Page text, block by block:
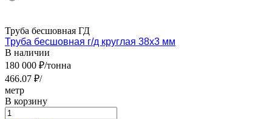
Труба бесшовная ГД
Труба бесшовная г/д круглая 38х3 мм
В наличии
180 000 ₽/тонна
466.07 ₽/
метр
В корзину